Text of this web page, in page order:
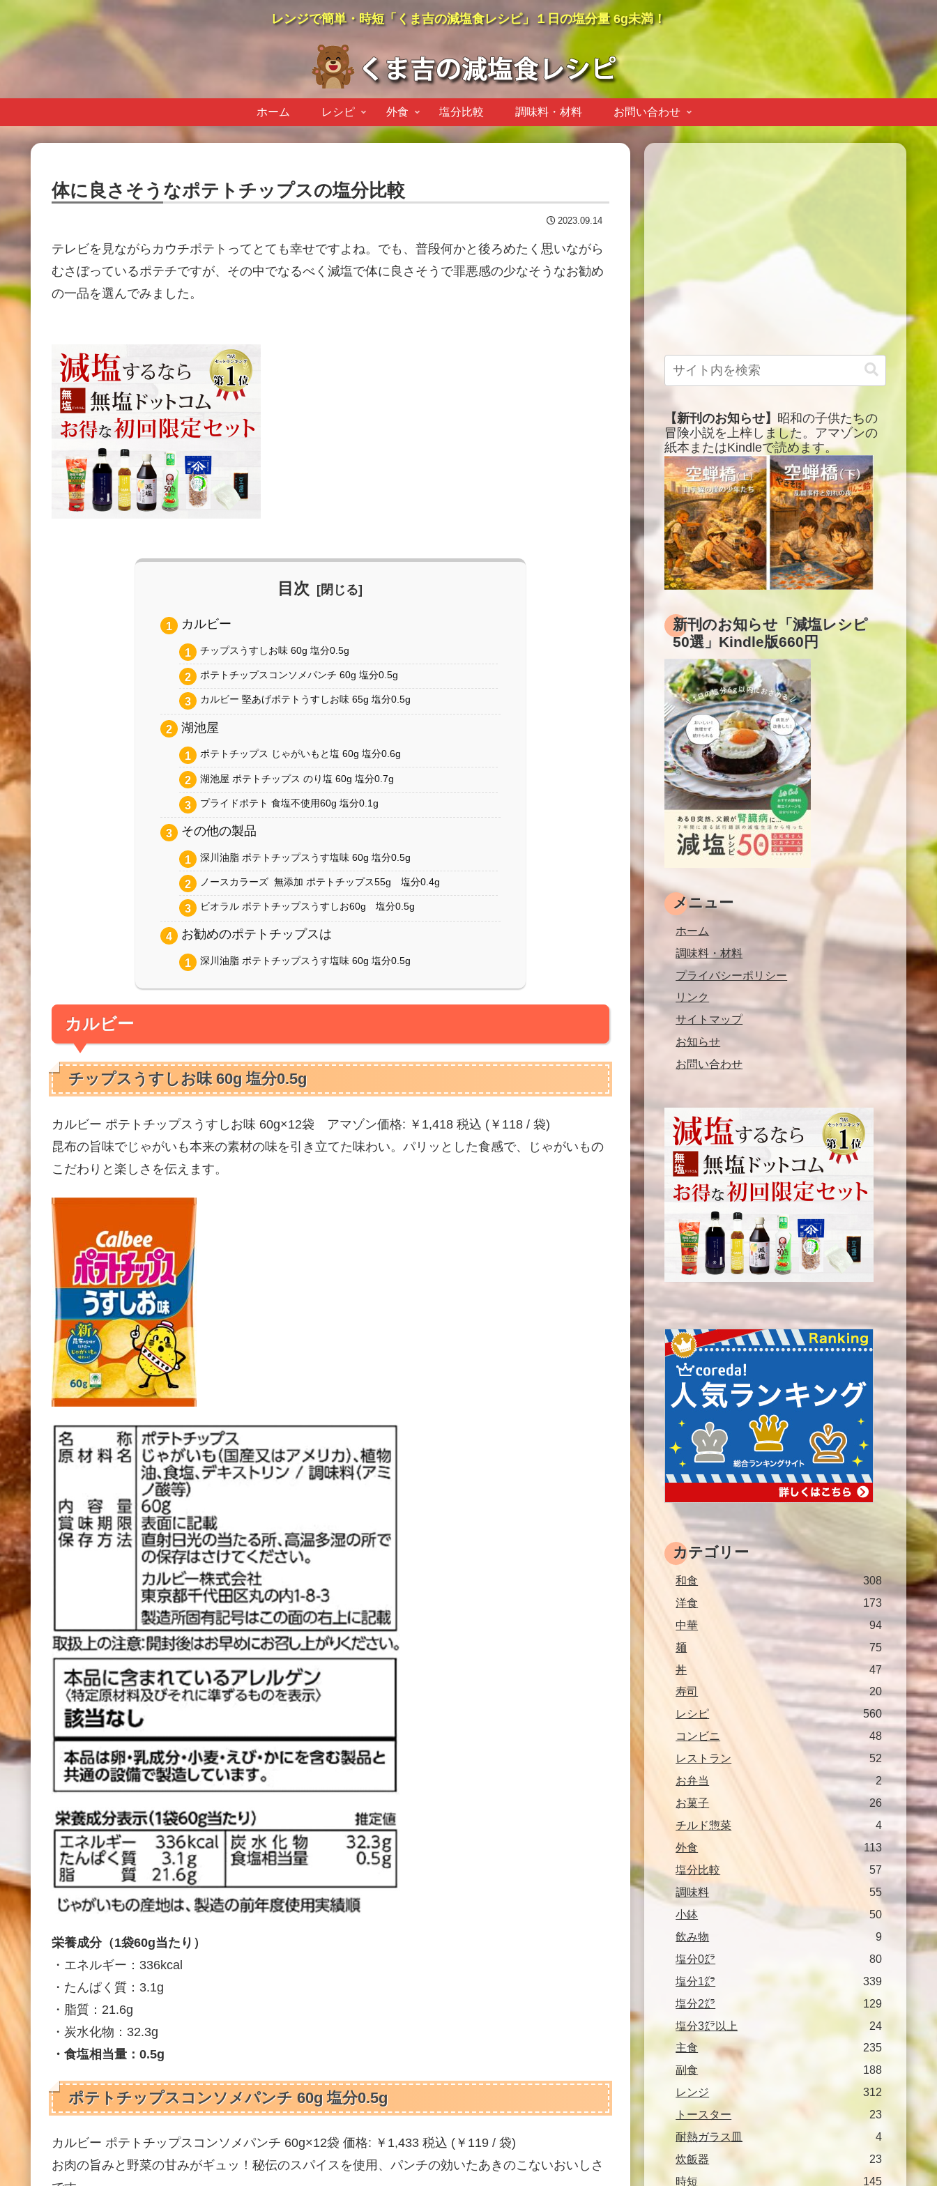
レンジで簡単・時短「くま吉の減塩食レシピ」１日の塩分量 6g未満！
ホーム レシピ 外食 塩分比較 調味料・材料 お問い合わせ
体に良さそうなポテトチップスの塩分比較
2023.09.14
テレビを見ながらカウチポテトってとても幸せですよね。でも、普段何かと後ろめたく思いながら
むさぼっているポテチですが、その中でなるべく減塩で体に良さそうで罪悪感の少なそうなお勧め
の一品を選んでみました。
目次
カルビー
チップスうすしお味 60g 塩分0.5g
ポテトチップスコンソメパンチ 60g 塩分0.5g
カルビー 堅あげポテトうすしお味 65g 塩分0.5g
湖池屋
ポテトチップス じゃがいもと塩 60g 塩分0.6g
湖池屋 ポテトチップス のり塩 60g 塩分0.7g
プライドポテト 食塩不使用60g 塩分0.1g
その他の製品
深川油脂 ポテトチップスうす塩味 60g 塩分0.5g
ノースカラーズ 無添加 ポテトチップス55g 塩分0.4g
ビオラル ポテトチップスうすしお60g 塩分0.5g
お勧めのポテトチップスは
深川油脂 ポテトチップスうす塩味 60g 塩分0.5g
カルビー
チップスうすしお味 60g 塩分0.5g
カルビー ポテトチップスうすしお味 60g×12袋 アマゾン価格: ￥1,418 税込 (￥118 / 袋)
昆布の旨味でじゃがいも本来の素材の味を引き立てた味わい。パリッとした食感で、じゃがいもの
こだわりと楽しさを伝えます。
栄養成分（1袋60g当たり）
・エネルギー：336kcal
・たんぱく質：3.1g
・脂質：21.6g
・炭水化物：32.3g
・食塩相当量：0.5g
ポテトチップスコンソメパンチ 60g 塩分0.5g
カルビー ポテトチップスコンソメパンチ 60g×12袋 価格: ￥1,433 税込 (￥119 / 袋)
お肉の旨みと野菜の甘みがギュッ！秘伝のスパイスを使用、パンチの効いたあきのこないおいしさ
【新刊のお知らせ】 昭和の子供たちの
冒険小説を上梓しました。アマゾンの
紙本またはKindleで読めます。
新刊のお知らせ「減塩レシピ
50選」Kindle版660円
メニュー
ホーム
調味料・材料
プライバシーポリシー
リンク
サイトマップ
お知らせ
お問い合わせ
カテゴリー
和食
308
洋食
173
中華
94
麺
75
丼
47
寿司
20
レシピ
560
コンビニ
48
レストラン
52
お弁当
2
お菓子
26
チルド惣菜
4
外食
113
塩分比較
57
調味料
55
小鉢
50
飲み物
9
塩分0㌘
80
塩分1㌘
339
塩分2㌘
129
塩分3㌘以上
24
主食
235
副食
188
レンジ
312
トースター
23
耐熱ガラス皿
4
炊飯器
23
時短
145